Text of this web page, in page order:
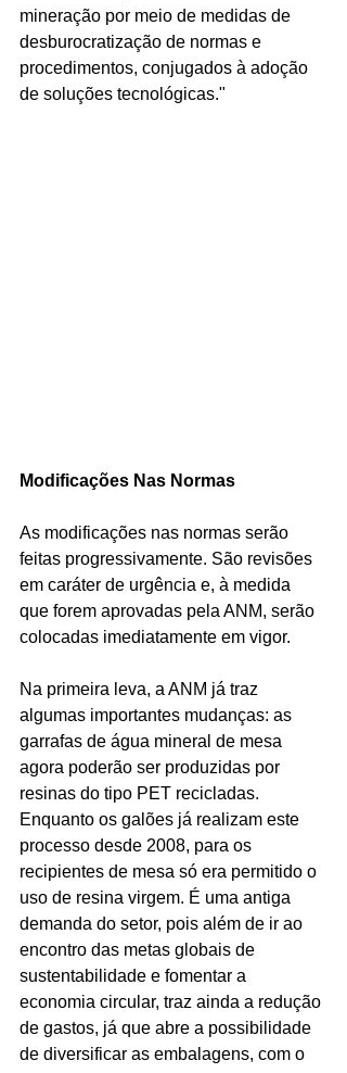
mineração por meio de medidas de
desburocratização de normas e
procedimentos, conjugados à adoção
de soluções tecnológicas."
Modificações Nas Normas
As modificações nas normas serão
feitas progressivamente. São revisões
em caráter de urgência e, à medida
que forem aprovadas pela ANM, serão
colocadas imediatamente em vigor.
Na primeira leva, a ANM já traz
algumas importantes mudanças: as
garrafas de água mineral de mesa
agora poderão ser produzidas por
resinas do tipo PET recicladas.
Enquanto os galões já realizam este
processo desde 2008, para os
recipientes de mesa só era permitido o
uso de resina virgem. É uma antiga
demanda do setor, pois além de ir ao
encontro das metas globais de
sustentabilidade e fomentar a
economia circular, traz ainda a redução
de gastos, já que abre a possibilidade
de diversificar as embalagens, com o